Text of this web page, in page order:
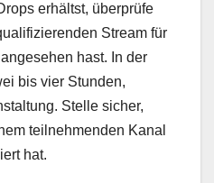
erhältst, überprüfe
Stream für
hast. In der
bis vier Stunden,
Stelle sicher,
teilnehmenden Kanal
hat.